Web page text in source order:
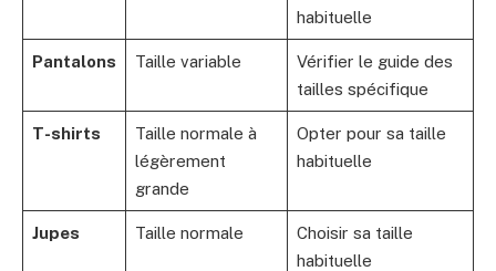
habituelle
Pantalons Taille variable
Vérifier le guide des
tailles spécifique
T-shirts
Taille normale à
légèrement
grande
Opter pour sa taille
habituelle
Jupes Taille normale
Choisir sa taille
habituelle